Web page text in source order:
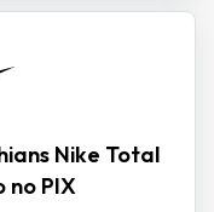
Nike Total
no PIX